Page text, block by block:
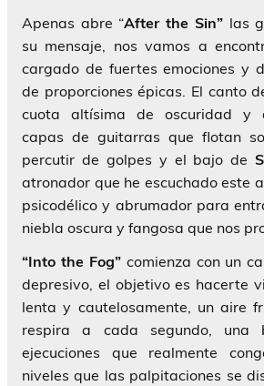
Apenas abre “After the Sin”las
su mensaje, nos vamos a
cargado de fuertes emociones y
de proporciones épicas. El canto
cuota altísima de oscuridad y
capas de guitarras que flotan
percutir de golpes y el bajo de
atronador que he escuchado este
psicodélico y abrumador para
niebla oscura y fangosa que nos
“Into the Fog”comienza con un
depresivo, el objetivo es hacerte
lenta y cautelosamente, un aire
respira a cada segundo, una
ejecuciones que realmente
niveles que las palpitaciones se